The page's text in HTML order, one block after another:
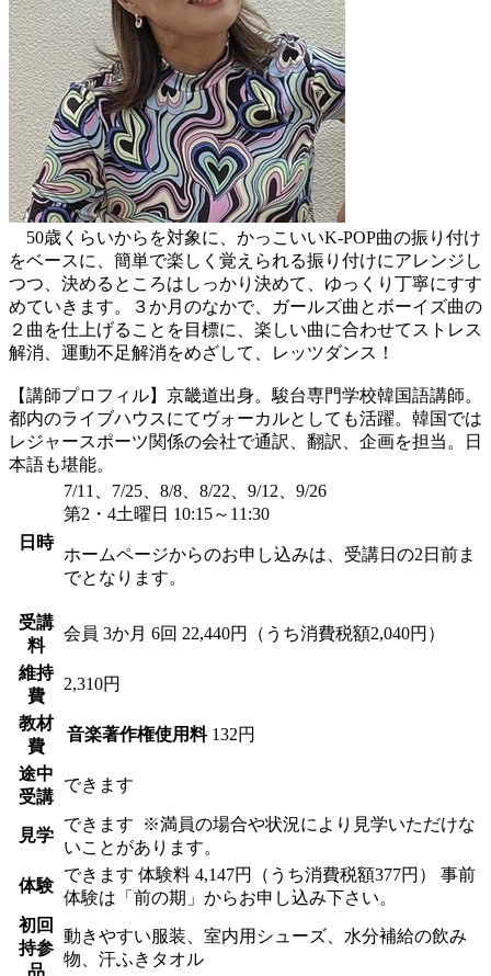
50歳くらいからを対象に、かっこいいK-POP曲の振り付け
をベースに、簡単で楽しく覚えられる振り付けにアレンジし
つつ、決めるところはしっかり決めて、ゆっくり丁寧にすす
めていきます。３か月のなかで、ガールズ曲とボーイズ曲の
２曲を仕上げることを目標に、楽しい曲に合わせてストレス
解消、運動不足解消をめざして、レッツダンス！
【講師プロフィル】京畿道出身。駿台専門学校韓国語講師。
都内のライブハウスにてヴォーカルとしても活躍。韓国では
レジャースポーツ関係の会社で通訳、翻訳、企画を担当。日
本語も堪能。
日時
7/11、7/25、8/8、8/22、9/12、9/26
第2・4土曜日 10:15～11:30
ホームページからのお申し込みは、受講日の2日前ま
でとなります。
受講
料
会員 3か月 6回 22,440円（うち消費税額2,040円）
維持
費
2,310円
教材
費
音楽著作権使用料 132円
途中
受講
できます
見学
できます
※満員の場合や状況により見学いただけな
いことがあります。
体験
できます 体験料 4,147円（うち消費税額377円） 事前
体験は「前の期」からお申し込み下さい。
初回
持参
品
動きやすい服装、室内用シューズ、水分補給の飲み
物、汗ふきタオル